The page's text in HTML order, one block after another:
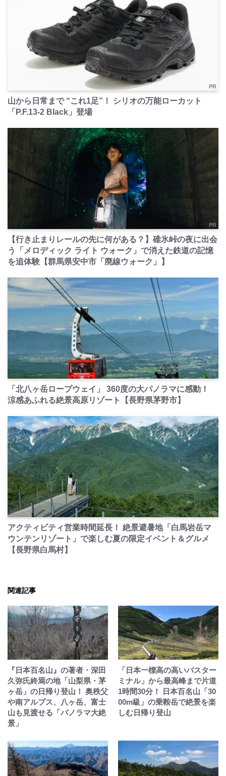
PR
山から日常まで “これ1足”！ シリオの万能ローカット
「P.F.13-2 Black」登場
PR
【行き止まりレールの先に何がある？】碓氷峠の夜に出会
う「メロディック ライト ウォーク」で消えた鉄道の記憶
を追体験【群馬県安中市「廃線ウォーク」】
PR
「北八ヶ岳ロープウェイ」 360度の大パノラマに感動！
涼感あふれる絶景高原リゾート【長野県茅野市】
PR
アクティビティ営業時間延長！ 絶景避暑地「白馬岩岳マ
ウンテンリゾート」で楽しむ夏の限定イベント＆グルメ
【長野県白馬村】
関連記事
『日本百名山』の著者・深田
久弥氏終焉の地「山梨県・茅
ヶ岳」の日帰り登山！ 奥秩父
や南アルプス、八ヶ岳、富士
山も見渡せる「パノラマ大絶
景」
「日本一標高の高いバスター
ミナル」から最高峰まで片道
1時間30分！ 日本百名山「30
00m級」の乗鞍岳で絶景を楽
しむ日帰り登山